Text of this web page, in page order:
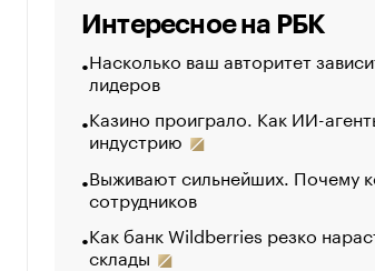
Интересное на РБК
Насколько ваш авторитет
лидеров
Казино проиграло. Как ИИ-
индустрию
Выживают сильнейших. Почему
сотрудников
Как банк Wildberries резко
склады